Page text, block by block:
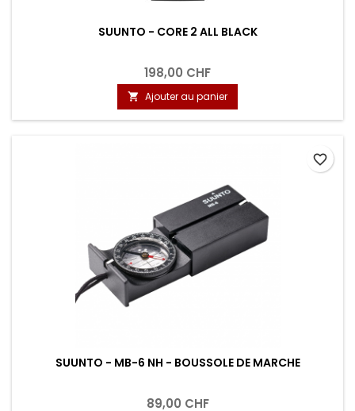
SUUNTO - CORE 2 ALL BLACK
198,00 CHF
 Ajouter au panier
SUUNTO - MB-6 NH - BOUSSOLE DE MARCHE
89,00 CHF
favorite_border